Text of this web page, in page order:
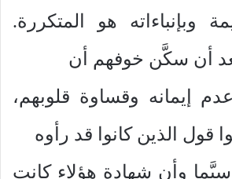
وبإنباءاته هو المتكررة.
أن سكَّن خوفهم أن
إيمانه وقساوة قلوبهم،
قول الذين كانوا قد رأوه
سيَّما وأن شهادة هؤلاء كانت